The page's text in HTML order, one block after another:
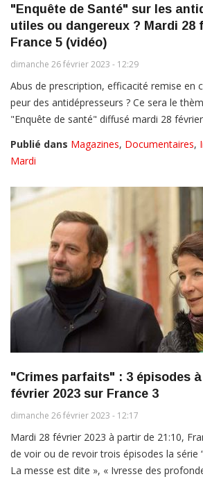
"Enquête de Santé" sur les
utiles ou dangereux ? Mardi 28
France 5 (vidéo)
dimanche 26 février 2023 - 12:29
Abus de prescription, efficacité remise en
peur des antidépresseurs ? Ce sera le
"Enquête de santé" diffusé mardi 28
Publié dans Magazines, Documentaires,
Mardi
"Crimes parfaits" : 3 épisodes
février 2023 sur France 3
dimanche 26 février 2023 - 12:17
Mardi 28 février 2023 à partir de 21:10,
de voir ou de revoir trois épisodes la série
La messe est dite », « Ivresse des